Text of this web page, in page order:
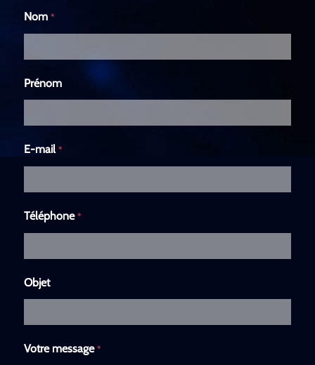
Nom *
Prénom
E-mail*
Téléphone*
Objet
Votre message*